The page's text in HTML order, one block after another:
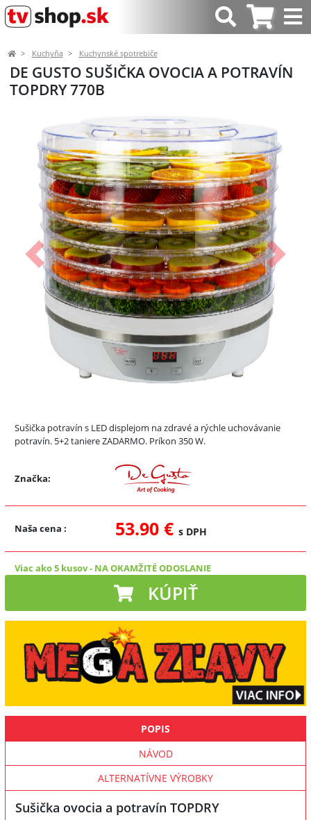
Kuchyňa Kuchynské spotrebiče
DE GUSTO SUŠIČKA OVOCIA A POTRAVÍN
TOPDRY 770B
Predchádzajúci Ďalší
Sušička potravín s LED displejom na zdravé a rýchle uchovávanie
potravín. 5+2 taniere ZADARMO. Príkon 350 W.
Značka:
Naša cena : 53.90 € s DPH
Viac ako 5 kusov- NA OKAMŽITÉ ODOSLANIE
KÚPIŤ
POPIS
NÁVOD
ALTERNATÍVNE VÝROBKY
Sušička ovocia a potravín TOPDRY